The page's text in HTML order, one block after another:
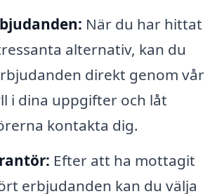
När du har hittat
alternativ, kan du
direkt genom vår
i dina uppgifter och låt
kontakta dig.
Efter att ha mottagit
erbjudanden kan du välja